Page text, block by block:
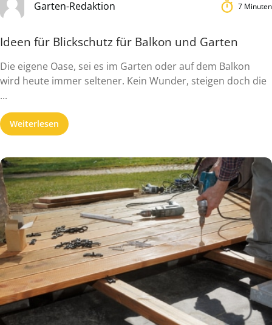
Garten-Redaktion 7 Minuten
Ideen für Blickschutz für Balkon und Garten
Die eigene Oase, sei es im Garten oder auf dem Balkon
wird heute immer seltener. Kein Wunder, steigen doch die
...
Weiterlesen